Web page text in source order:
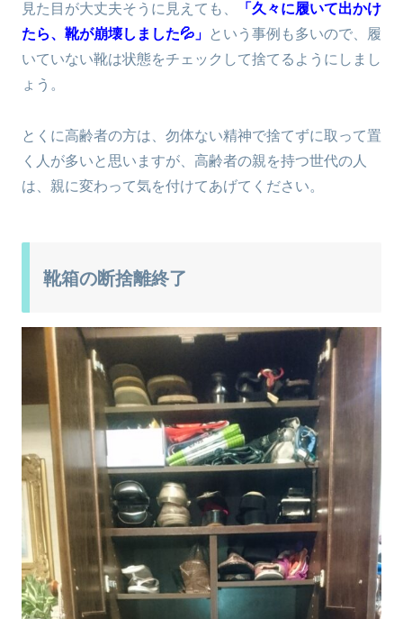
見た目が大丈夫そうに見えても、
「久々に履いて出かけ
たら、靴が崩壊しました💦」
という事例も多いので、履
いていない靴は状態をチェックして捨てるようにしまし
ょう。
とくに高齢者の方は、勿体ない精神で捨てずに取って置
く人が多いと思いますが、高齢者の親を持つ世代の人
は、親に変わって気を付けてあげてください。
靴箱の断捨離終了